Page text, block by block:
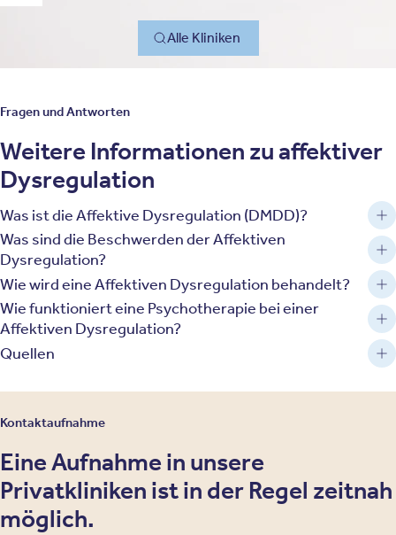
Alle Kliniken
Fragen und Antworten
Weitere Informationen zu affektiver
Dysregulation
Was ist die Affektive Dysregulation (DMDD)?
Was sind die Beschwerden der Affektiven
Dysregulation?
Wie wird eine Affektiven Dysregulation behandelt?
Wie funktioniert eine Psychotherapie bei einer
Affektiven Dysregulation?
Quellen
Kontaktaufnahme
Eine Aufnahme in unsere
Privatkliniken ist in der Regel zeitnah
möglich.